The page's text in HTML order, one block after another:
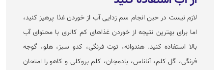
لازم نیست در حین انجام سم زدایی آب از خوردن غذا پرهیز کنید،
اما برای بهترین نتیجه از خوردن غذا‌های کم کالری با محتوای آب
بالا استفاده کنید. هندوانه، توت فرنگی، کدو سبز، هلو، گوجه
فرنگی، گل کلم، آناناس، بادمجان، کلم بروکلی و کاهو را امتحان